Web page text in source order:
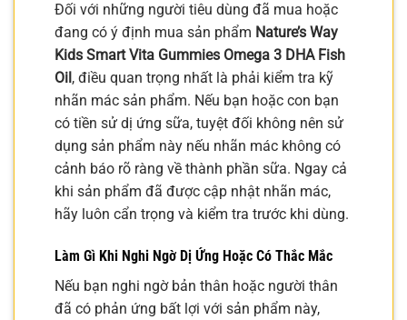
Đối với những người tiêu dùng đã mua hoặc
đang có ý định mua sản phẩm Nature’s Way
Kids Smart Vita Gummies Omega 3 DHA Fish
Oil, điều quan trọng nhất là phải kiểm tra kỹ
nhãn mác sản phẩm. Nếu bạn hoặc con bạn
có tiền sử dị ứng sữa, tuyệt đối không nên sử
dụng sản phẩm này nếu nhãn mác không có
cảnh báo rõ ràng về thành phần sữa. Ngay cả
khi sản phẩm đã được cập nhật nhãn mác,
hãy luôn cẩn trọng và kiểm tra trước khi dùng.
Làm Gì Khi Nghi Ngờ Dị Ứng Hoặc Có Thắc Mắc
Nếu bạn nghi ngờ bản thân hoặc người thân
đã có phản ứng bất lợi với sản phẩm này,